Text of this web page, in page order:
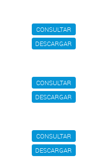
CONSULTAR
DESCARGAR
CONSULTAR
DESCARGAR
CONSULTAR
DESCARGAR